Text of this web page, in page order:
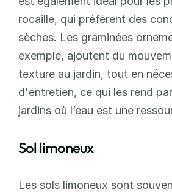
rocaille, qui préfèrent des
sèches. Les graminées
exemple, ajoutent du
texture au jardin, tout en
d'entretien, ce qui les rend
jardins où l’eau est une
Sol limoneux
Les sols limoneux sont